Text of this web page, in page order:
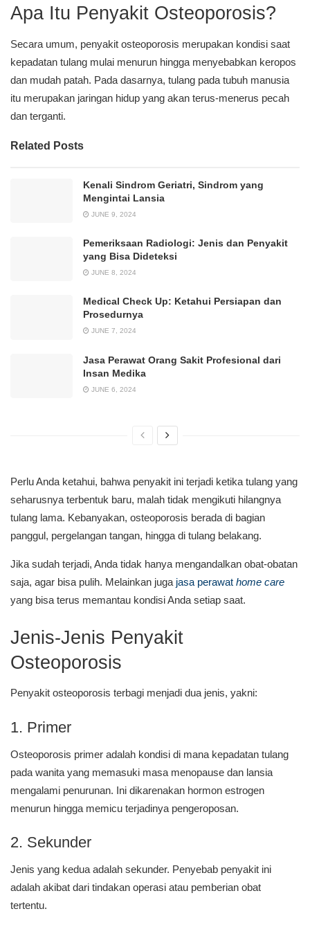
Apa Itu Penyakit Osteoporosis?
Secara umum, penyakit osteoporosis merupakan kondisi saat
kepadatan tulang mulai menurun hingga menyebabkan keropos
dan mudah patah. Pada dasarnya, tulang pada tubuh manusia
itu merupakan jaringan hidup yang akan terus-menerus pecah
dan terganti.
Related Posts
Kenali Sindrom Geriatri, Sindrom yang
Mengintai Lansia
JUNE 9, 2024
Pemeriksaan Radiologi: Jenis dan Penyakit
yang Bisa Dideteksi
JUNE 8, 2024
Medical Check Up: Ketahui Persiapan dan
Prosedurnya
JUNE 7, 2024
Jasa Perawat Orang Sakit Profesional dari
Insan Medika
JUNE 6, 2024
Perlu Anda ketahui, bahwa penyakit ini terjadi ketika tulang yang
seharusnya terbentuk baru, malah tidak mengikuti hilangnya
tulang lama. Kebanyakan, osteoporosis berada di bagian
panggul, pergelangan tangan, hingga di tulang belakang.
Jika sudah terjadi, Anda tidak hanya mengandalkan obat-obatan
saja, agar bisa pulih. Melainkan juga jasa perawat home care
yang bisa terus memantau kondisi Anda setiap saat.
Jenis-Jenis Penyakit
Osteoporosis
Penyakit osteoporosis terbagi menjadi dua jenis, yakni:
1. Primer
Osteoporosis primer adalah kondisi di mana kepadatan tulang
pada wanita yang memasuki masa menopause dan lansia
mengalami penurunan. Ini dikarenakan hormon estrogen
menurun hingga memicu terjadinya pengeroposan.
2. Sekunder
Jenis yang kedua adalah sekunder. Penyebab penyakit ini
adalah akibat dari tindakan operasi atau pemberian obat
tertentu.